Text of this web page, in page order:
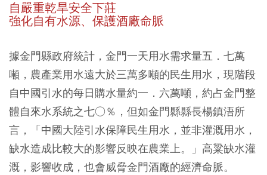
自嚴重乾旱安全下莊
強化自有水源、保護酒廠命脈
據金門縣政府統計，金門一天用水需求量五．七萬
噸，農產業用水遠大於三萬多噸的民生用水，現階段
自中國引水的每日購水量約一．六萬噸，約占金門整
體自來水系統之七○％，但如金門縣縣長楊鎮浯所
言，「中國大陸引水保障民生用水，並非灌溉用水，
缺水造成比較大的影響反映在農業上。」高粱缺水灌
溉，影響收成，也會威脅金門酒廠的經濟命脈。